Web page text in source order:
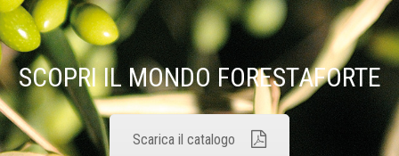
SCOPRI IL MONDO FORESTAFORTE
Scarica il catalogo